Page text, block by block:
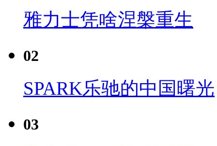
雅力士凭啥涅槃重生
02
SPARK乐驰的中国曙光
03